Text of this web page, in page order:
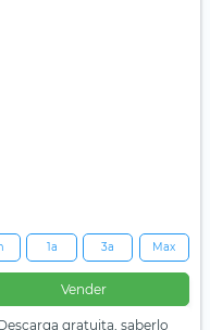
1a 3a Max
Vender
gratuita, saberlo